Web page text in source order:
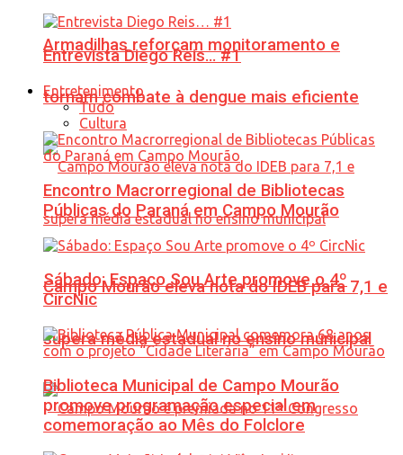
Armadilhas reforçam monitoramento e
tornam combate à dengue mais eficiente
Campo Mourão eleva nota do IDEB para 7,1 e
supera média estadual no ensino municipal
Entrevista Diego Reis… #1
Entretenimento
Tudo
Cultura
Encontro Macrorregional de Bibliotecas
Públicas do Paraná em Campo Mourão
Sábado: Espaço Sou Arte promove o 4º
CircNic
Biblioteca Municipal de Campo Mourão
promove programação especial em
comemoração ao Mês do Folclore